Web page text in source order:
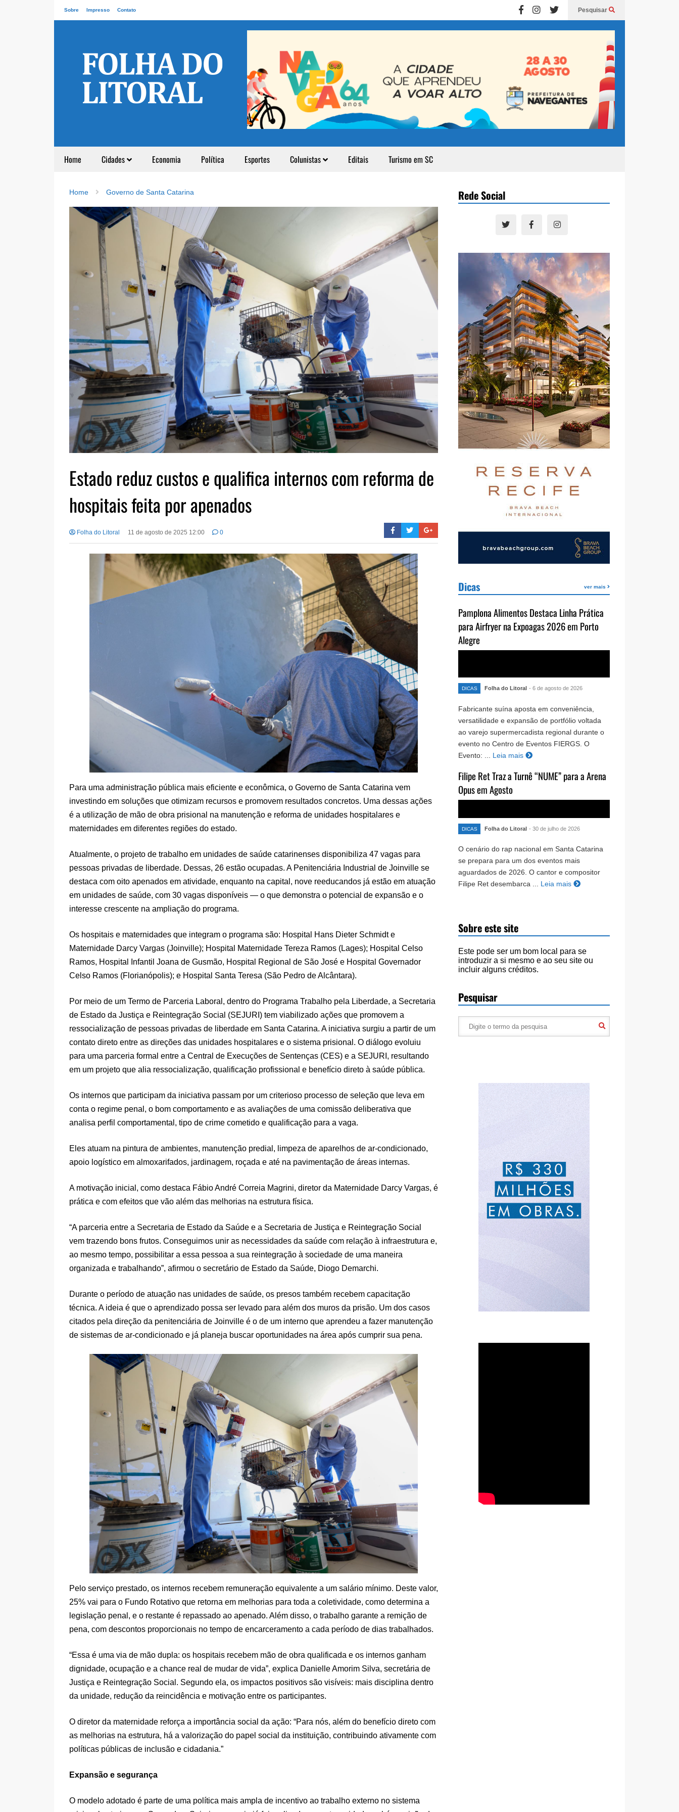
Sobre Impresso Contato Pesquisar
Home Cidades Economia Política Esportes Colunistas Editais Turismo em SC
Home Governo de Santa Catarina
Estado reduz custos e qualifica internos com reforma de
hospitais feita por apenados
Folha do Litoral 11 de agosto de 2025 12:00 0
Para uma administração pública mais eficiente e econômica, o Governo de Santa Catarina vem
investindo em soluções que otimizam recursos e promovem resultados concretos. Uma dessas ações
é a utilização de mão de obra prisional na manutenção e reforma de unidades hospitalares e
maternidades em diferentes regiões do estado.
Atualmente, o projeto de trabalho em unidades de saúde catarinenses disponibiliza 47 vagas para
pessoas privadas de liberdade. Dessas, 26 estão ocupadas. A Penitenciária Industrial de Joinville se
destaca com oito apenados em atividade, enquanto na capital, nove reeducandos já estão em atuação
em unidades de saúde, com 30 vagas disponíveis — o que demonstra o potencial de expansão e o
interesse crescente na ampliação do programa.
Os hospitais e maternidades que integram o programa são: Hospital Hans Dieter Schmidt e
Maternidade Darcy Vargas (Joinville); Hospital Maternidade Tereza Ramos (Lages); Hospital Celso
Ramos, Hospital Infantil Joana de Gusmão, Hospital Regional de São José e Hospital Governador
Celso Ramos (Florianópolis); e Hospital Santa Teresa (São Pedro de Alcântara).
Por meio de um Termo de Parceria Laboral, dentro do Programa Trabalho pela Liberdade, a Secretaria
de Estado da Justiça e Reintegração Social (SEJURI) tem viabilizado ações que promovem a
ressocialização de pessoas privadas de liberdade em Santa Catarina. A iniciativa surgiu a partir de um
contato direto entre as direções das unidades hospitalares e o sistema prisional. O diálogo evoluiu
para uma parceria formal entre a Central de Execuções de Sentenças (CES) e a SEJURI, resultando
em um projeto que alia ressocialização, qualificação profissional e benefício direto à saúde pública.
Os internos que participam da iniciativa passam por um criterioso processo de seleção que leva em
conta o regime penal, o bom comportamento e as avaliações de uma comissão deliberativa que
analisa perfil comportamental, tipo de crime cometido e qualificação para a vaga.
Eles atuam na pintura de ambientes, manutenção predial, limpeza de aparelhos de ar-condicionado,
apoio logístico em almoxarifados, jardinagem, roçada e até na pavimentação de áreas internas.
A motivação inicial, como destaca Fábio André Correia Magrini, diretor da Maternidade Darcy Vargas, é
prática e com efeitos que vão além das melhorias na estrutura física.
“A parceria entre a Secretaria de Estado da Saúde e a Secretaria de Justiça e Reintegração Social
vem trazendo bons frutos. Conseguimos unir as necessidades da saúde com relação à infraestrutura e,
ao mesmo tempo, possibilitar a essa pessoa a sua reintegração à sociedade de uma maneira
organizada e trabalhando”, afirmou o secretário de Estado da Saúde, Diogo Demarchi.
Durante o período de atuação nas unidades de saúde, os presos também recebem capacitação
técnica. A ideia é que o aprendizado possa ser levado para além dos muros da prisão. Um dos casos
citados pela direção da penitenciária de Joinville é o de um interno que aprendeu a fazer manutenção
de sistemas de ar-condicionado e já planeja buscar oportunidades na área após cumprir sua pena.
Pelo serviço prestado, os internos recebem remuneração equivalente a um salário mínimo. Deste valor,
25% vai para o Fundo Rotativo que retorna em melhorias para toda a coletividade, como determina a
legislação penal, e o restante é repassado ao apenado. Além disso, o trabalho garante a remição de
pena, com descontos proporcionais no tempo de encarceramento a cada período de dias trabalhados.
“Essa é uma via de mão dupla: os hospitais recebem mão de obra qualificada e os internos ganham
dignidade, ocupação e a chance real de mudar de vida”, explica Danielle Amorim Silva, secretária de
Justiça e Reintegração Social. Segundo ela, os impactos positivos são visíveis: mais disciplina dentro
da unidade, redução da reincidência e motivação entre os participantes.
O diretor da maternidade reforça a importância social da ação: “Para nós, além do benefício direto com
as melhorias na estrutura, há a valorização do papel social da instituição, contribuindo ativamente com
políticas públicas de inclusão e cidadania.”
Expansão e segurança
O modelo adotado é parte de uma política mais ampla de incentivo ao trabalho externo no sistema
Rede Social
Dicas ver mais
Pamplona Alimentos Destaca Linha Prática
para Airfryer na Expoagas 2026 em Porto
Alegre
DICAS Folha do Litoral - 6 de agosto de 2026
Fabricante suína aposta em conveniência,
versatilidade e expansão de portfólio voltada
ao varejo supermercadista regional durante o
evento no Centro de Eventos FIERGS. O
Evento: ...
Leia mais
Filipe Ret Traz a Turnê “NUME” para a Arena
Opus em Agosto
DICAS Folha do Litoral - 30 de julho de 2026
O cenário do rap nacional em Santa Catarina
se prepara para um dos eventos mais
aguardados de 2026. O cantor e compositor
Filipe Ret desembarca ... Leia mais
Sobre este site
Este pode ser um bom local para se
introduzir a si mesmo e ao seu site ou
incluir alguns créditos.
Pesquisar